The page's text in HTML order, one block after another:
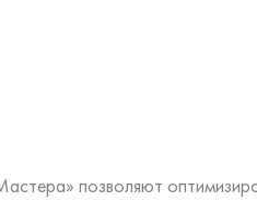
позволяют